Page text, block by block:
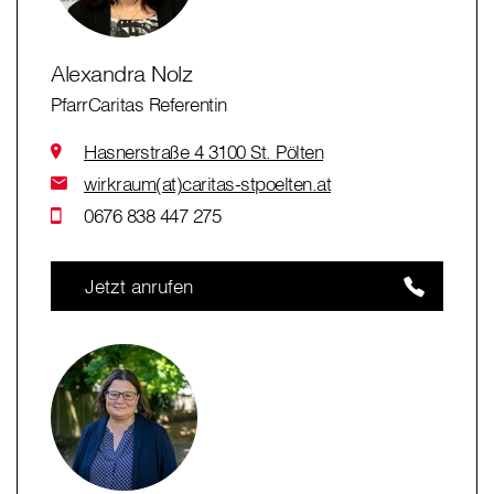
Alexandra Nolz
PfarrCaritas Referentin
Hasnerstraße 4 3100 St. Pölten
wirkraum(at)caritas-stpoelten.at
0676 838 447 275
Jetzt anrufen